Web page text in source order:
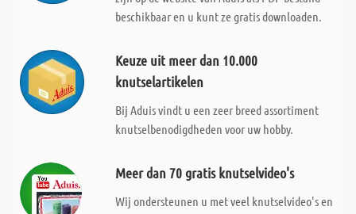
beschikbaar en u kunt ze gratis downloaden.
Keuze uit meer dan 10.000
knutselartikelen
Bij Aduis vindt u een zeer breed assortiment
knutselbenodigdheden voor uw hobby.
Meer dan 70 gratis knutselvideo's
Wij ondersteunen u met veel knutselvideo's en